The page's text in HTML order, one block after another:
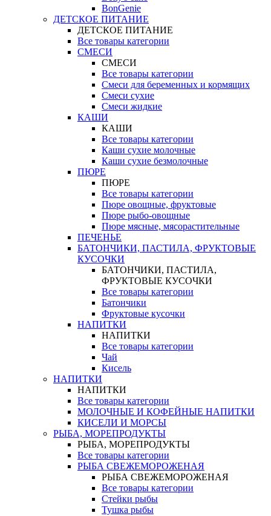
BonGenie
ДЕТСКОЕ ПИТАНИЕ
ДЕТСКОЕ ПИТАНИЕ
Все товары категории
СМЕСИ
СМЕСИ
Все товары категории
Смеси для беременных и кормящих
Смеси сухие
Смеси жидкие
КАШИ
КАШИ
Все товары категории
Каши сухие молочные
Каши сухие безмолочные
ПЮРЕ
ПЮРЕ
Все товары категории
Пюре овощные, фруктовые
Пюре рыбо-овощные
Пюре мясные, мясорастительные
ПЕЧЕНЬЕ
БАТОНЧИКИ, ПАСТИЛА, ФРУКТОВЫЕ
КУСОЧКИ
БАТОНЧИКИ, ПАСТИЛА,
ФРУКТОВЫЕ КУСОЧКИ
Все товары категории
Батончики
Фруктовые кусочки
НАПИТКИ
НАПИТКИ
Все товары категории
Чай
Кисель
НАПИТКИ
НАПИТКИ
Все товары категории
МОЛОЧНЫЕ И КОФЕЙНЫЕ НАПИТКИ
КИСЕЛИ И МОРСЫ
РЫБА, МОРЕПРОДУКТЫ
РЫБА, МОРЕПРОДУКТЫ
Все товары категории
РЫБА СВЕЖЕМОРОЖЕНАЯ
РЫБА СВЕЖЕМОРОЖЕНАЯ
Все товары категории
Стейки рыбы
Тушка рыбы